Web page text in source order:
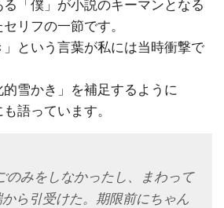
リフの一節です。
という言葉が私には当時衝撃で
雪かき」を補足するように
語っています。
のみをしなかったし、まわって
ら引受けた。期限前にちゃん